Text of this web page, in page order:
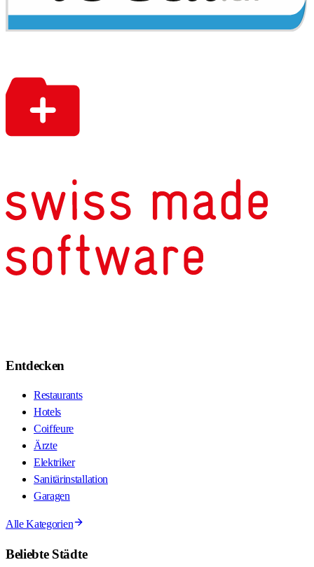
Entdecken
Restaurants
Hotels
Coiffeure
Ärzte
Elektriker
Sanitärinstallation
Garagen
Alle Kategorien
Beliebte Städte